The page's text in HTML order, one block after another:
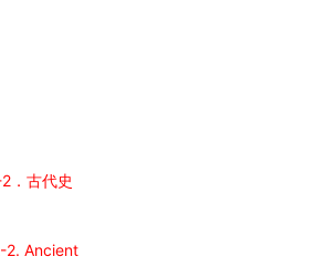
．古代史
2. Ancient